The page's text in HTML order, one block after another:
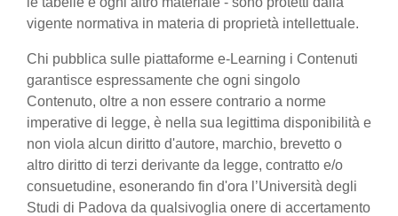
vigente normativa in materia di proprietà intellettuale.
Chi pubblica sulle piattaforme e-Learning i Contenuti
garantisce espressamente che ogni singolo
Contenuto, oltre a non essere contrario a norme
imperative di legge, è nella sua legittima disponibilità e
non viola alcun diritto d'autore, marchio, brevetto o
altro diritto di terzi derivante da legge, contratto e/o
consuetudine, esonerando fin d'ora l’Università degli
Studi di Padova da qualsivoglia onere di accertamento